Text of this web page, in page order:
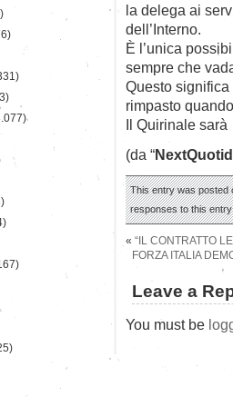
la delega ai
dell’Interno.
È l’unica
sempre che
Questo
rimpasto
Il Quirinale sarà
(da “
This entry was posted
responses to this
« “IL CONTRATTO
FORZA ITALIA
Leave a
You must be